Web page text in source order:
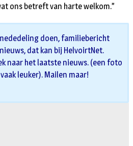
ons betreft van harte welkom.”
doen, familiebericht
dat kan bij HelvoirtNet.
naar het laatste nieuws. (een foto
leuker). Mailen maar!